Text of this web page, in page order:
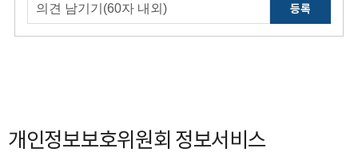
등록
개인정보보호위원회 정보서비스